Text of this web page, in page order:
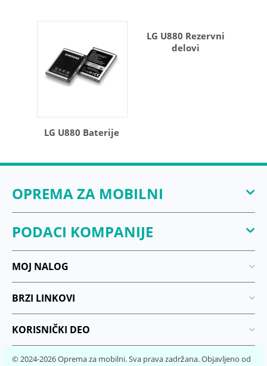
LG U880 Baterije
LG U880 Rezervni
delovi
OPREMA ZA MOBILNI
PODACI KOMPANIJE
MOJ NALOG
BRZI LINKOVI
KORISNIČKI DEO
© 2024-2026 Oprema za mobilni. Sva prava zadržana. Objavljeno od